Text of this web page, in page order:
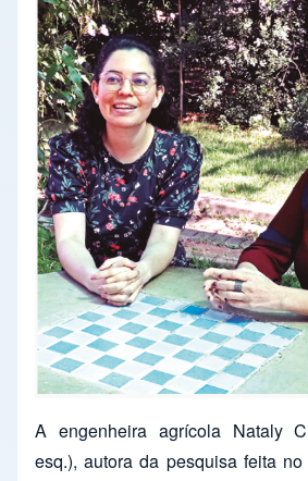
A engenheira agrícola Nataly
esq.), autora da pesquisa feita